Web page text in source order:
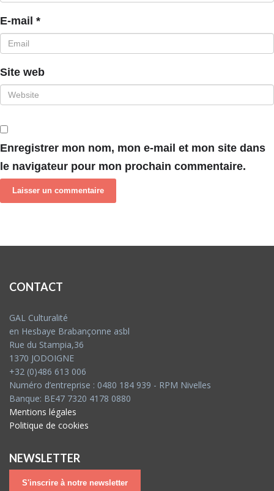
E-mail *
Site web
Enregistrer mon nom, mon e-mail et mon site dans
le navigateur pour mon prochain commentaire.
CONTACT
GAL Culturalité
en Hesbaye Brabançonne asbl
Rue du Stampia,36
1370 JODOIGNE
+32 (0)486 613 006
Numéro d’entreprise : 0480 184 939 - RPM Nivelles
Banque: BE47 7320 4178 0880
Mentions légales
Politique de cookies
NEWSLETTER
S'inscrire à notre newsletter